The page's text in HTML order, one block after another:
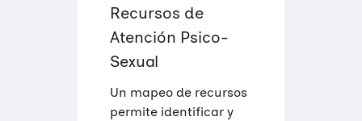
Recursos de
Atención Psico-
Sexual
Un mapeo de recursos
permite identificar y